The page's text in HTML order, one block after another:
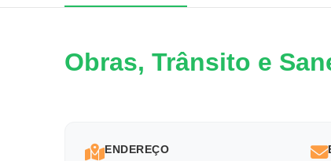
Obras, Trânsito e
ENDEREÇO